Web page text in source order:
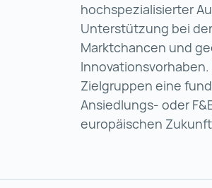
hochspezialisierter
Unterstützung bei
Marktchancen und
Zielgruppen eine
Ansiedlungs‑ oder
europäischen